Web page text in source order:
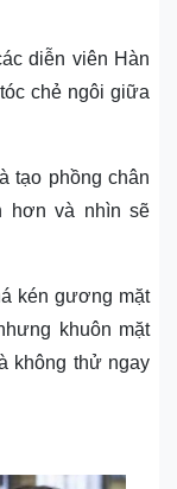
diễn viên Hàn
chẻ ngôi giữa
tạo phồng chân
hơn và nhìn sẽ
kén gương mặt
khuôn mặt
không thử ngay